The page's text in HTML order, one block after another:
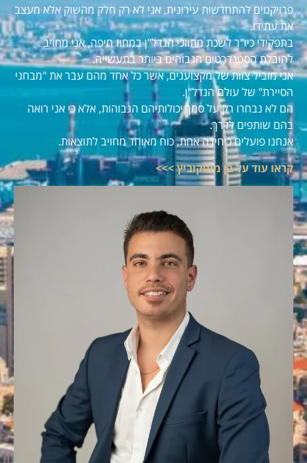
פרויקטים להתחדשות עירונית, אני לא רק חלק מהשוק אלא מעצב
את עתידו.
בתפקידי כיו"ר לשכת מתווכי הנדל"ן במחוז חיפה, אני מחויב
להובלת הסטנדרטים הגבוהים ביותר בתעשייה.
אני מוביל צוות של מקצוענים, אשר כל אחד מהם עבר את "מבחני
הסיירת" של עולם הנדל"ן.
הם לא נבחרו רק על סמך יכולותיהם הגבוהות, אלא כי אני רואה
בהם שותפים לדרך.
אנחנו פועלים כיחידה אחת, כוח מאוחד מחויב לתוצאות.
קראו עוד על בן מוסקוביץ >>>